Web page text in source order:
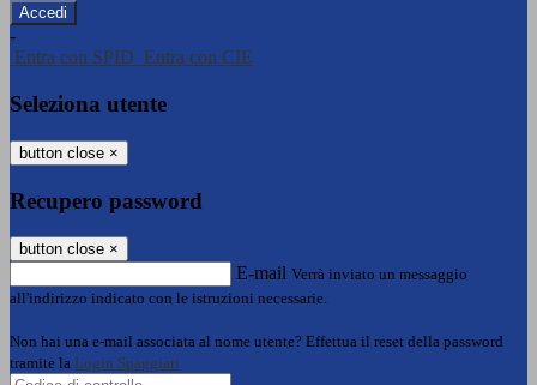
-
Entra con SPID Entra con CIE
Seleziona utente
button close ×
Recupero password
button close ×
E-mail Verrà inviato un messaggio
all'indirizzo indicato con le istruzioni necessarie.
Non hai una e-mail associata al nome utente? Effettua il reset della password
tramite la Login Spaggiari